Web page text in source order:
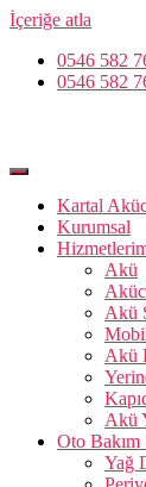
İçeriğe atla
0546 582
0546 582
Kartal
Kurumsal
Akü
Akü
Akü
Akü
Oto Bakım
Yağ